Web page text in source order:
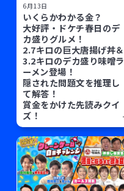
6月13日
いくらかわかる金？
大好評・ドケチ春日のデ
カ盛りグルメ！
2.7キロの巨大唐揚げ丼＆
3.2キロのデカ盛り味噌ラ
ーメン登場！
隠された問題文を推理し
て解答！
賞金をかけた先読みクイ
ズ！